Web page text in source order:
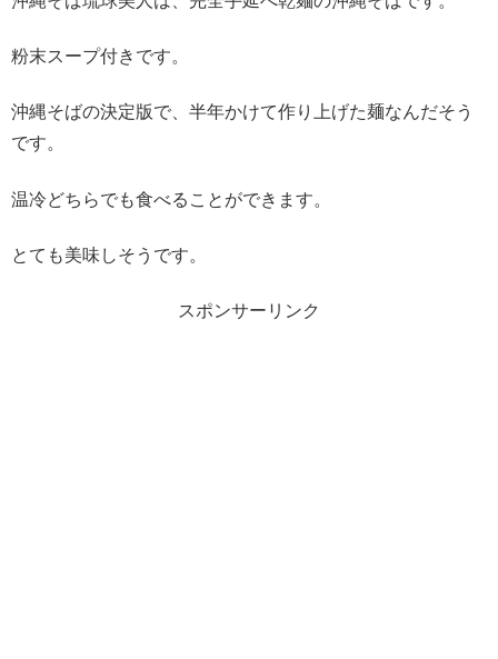
粉末スープ付きです。
沖縄そばの決定版で、半年かけて作り上げた麺なんだそう
です。
温冷どちらでも食べることができます。
とても美味しそうです。
スポンサーリンク